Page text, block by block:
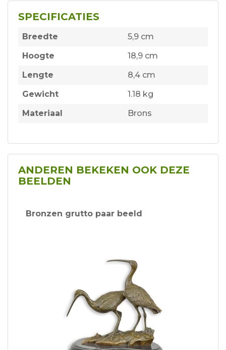
SPECIFICATIES
Breedte
5,9 cm
Hoogte
18,9 cm
Lengte
8,4 cm
Gewicht
1.18 kg
Materiaal
Brons
ANDEREN BEKEKEN OOK DEZE
BEELDEN
Bronzen grutto paar beeld